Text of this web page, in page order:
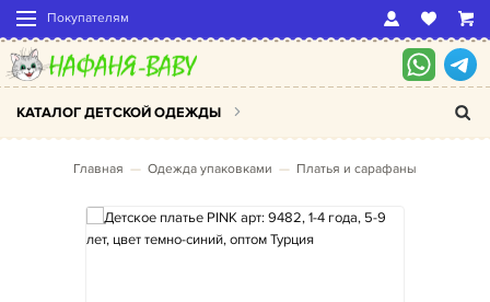
Покупателям
КАТАЛОГ ДЕТСКОЙ ОДЕЖДЫ
Главная Одежда упаковками Платья и сарафаны